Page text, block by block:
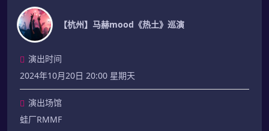
【杭州】马赫mood《热土》巡演
演出时间
2024年10月20日 20:00 星期天
演出场馆
蛙厂RMMF